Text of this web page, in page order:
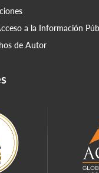
a la Información
de Autor